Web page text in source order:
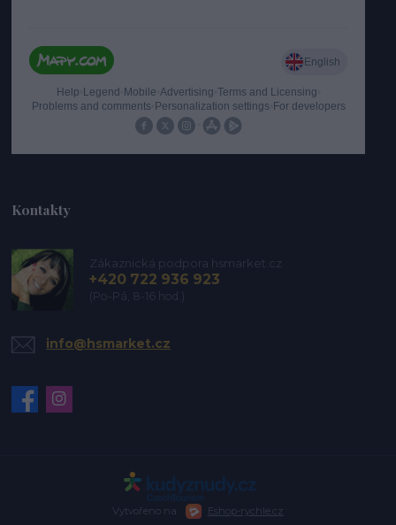
Kontakty
Zákaznická podpora hsmarket.cz
+420 722 936 923
(Po-Pá, 8-16 hod.)
info@hsmarket.cz
Vytvořeno na Eshop-rychle.cz